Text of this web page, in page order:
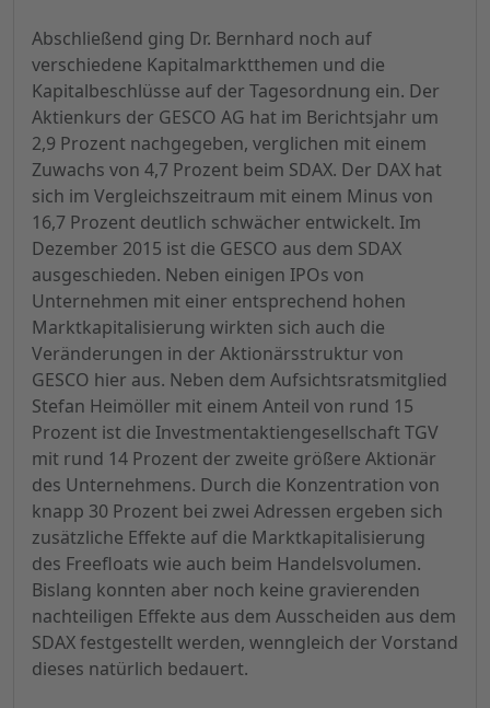
Abschließend ging Dr. Bernhard noch auf
verschiedene Kapitalmarktthemen und die
Kapitalbeschlüsse auf der Tagesordnung ein. Der
Aktienkurs der GESCO AG hat im Berichtsjahr um
2,9 Prozent nachgegeben, verglichen mit einem
Zuwachs von 4,7 Prozent beim SDAX. Der DAX hat
sich im Vergleichszeitraum mit einem Minus von
16,7 Prozent deutlich schwächer entwickelt. Im
Dezember 2015 ist die GESCO aus dem SDAX
ausgeschieden. Neben einigen IPOs von
Unternehmen mit einer entsprechend hohen
Marktkapitalisierung wirkten sich auch die
Veränderungen in der Aktionärsstruktur von
GESCO hier aus. Neben dem Aufsichtsratsmitglied
Stefan Heimöller mit einem Anteil von rund 15
Prozent ist die Investmentaktiengesellschaft TGV
mit rund 14 Prozent der zweite größere Aktionär
des Unternehmens. Durch die Konzentration von
knapp 30 Prozent bei zwei Adressen ergeben sich
zusätzliche Effekte auf die Marktkapitalisierung
des Freefloats wie auch beim Handelsvolumen.
Bislang konnten aber noch keine gravierenden
nachteiligen Effekte aus dem Ausscheiden aus dem
SDAX festgestellt werden, wenngleich der Vorstand
dieses natürlich bedauert.